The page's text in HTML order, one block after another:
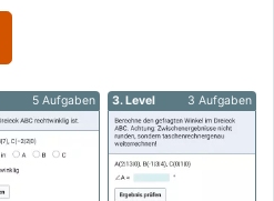
5 Aufgaben 3. Level 3 Aufgaben